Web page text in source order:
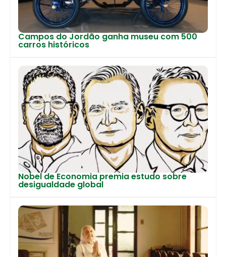
Campos do Jordão ganha museu com 500
carros históricos
Nobel de Economia premia estudo sobre
desigualdade global